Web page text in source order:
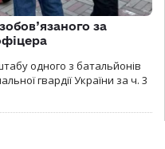
за
одного з батальйонів
гвардії України за ч. 3